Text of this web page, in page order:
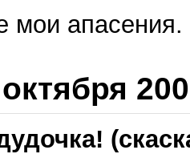
мои апасения.